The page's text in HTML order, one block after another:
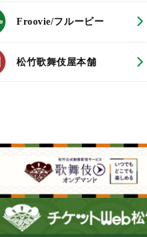
Froovie/フルービー
松竹歌舞伎屋本舗